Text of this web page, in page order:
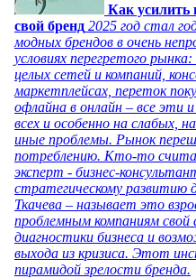
Как усилить
свой бренд 2025 год стал
модных брендов в очень
условиях перегретого
целых сетей и компаний,
маркетплейсах, переток
офлайна в онлайн – все эти
всех и особенно на слабых,
иные проблемы. Рынок
потреблению. Кто-то
эксперт - бизнес-
стратегическому развитию
Ткачева – называет это
проблемным компаниям
диагностики бизнеса и
выхода из кризиса. Этот
пирамидой зрелости бренда.